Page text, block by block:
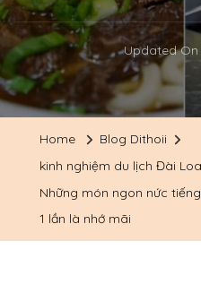
Updated On
Home
Blog Dithoii
kinh nghiệm du lịch Đài
Những món ngon nức
1 lần là nhớ mãi